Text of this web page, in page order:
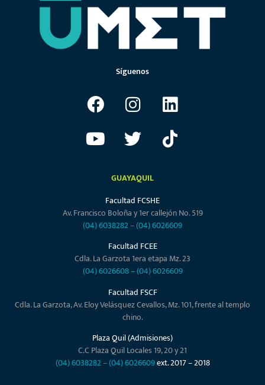
Síguenos
GUAYAQUIL
Facultad FCSHE
Av. Francisco Boloña y 1er callejón No. 519
(04) 6038282–(04) 6026609
Facultad FCEE
Cdla. La Garzota 1era etapa Mz. 23
(04) 6026608–(04) 6026609
Facultad FSCF
Cdla. La Garzota, Av. Eloy Velásquez Cevallos, Mz. 101, frente al templo
chino.
Plaza Quil (Admisiones)
C.C Plaza Quil Locales 19, 20 y 21
(04) 6038282–(04) 6026609ext. 2017 – 2018